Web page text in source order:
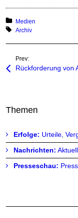
Posted in:
Medien
Tagged with:
Archiv
Prev:
Themen
Erfolge: Urteile,
Nachrichten:
Presseschau: